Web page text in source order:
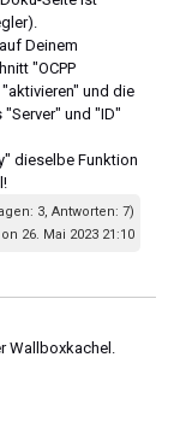
Deinem
"OCPP
und die
und "ID"
dieselbe Funktion
3, Antworten: 7)
26. Mai 2023 21:10
Wallboxkachel.